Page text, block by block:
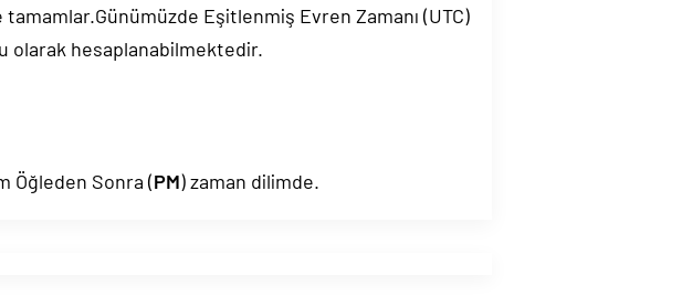
Eşitlenmiş Evren Zamanı (UTC)
olarak hesaplanabilmektedir.
Öğleden Sonra (PM) zaman dilimde.